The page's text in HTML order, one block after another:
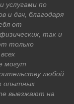
услугами по
и дач, благодаря
от
так и
только
могут
любой
опытных
выезжают на